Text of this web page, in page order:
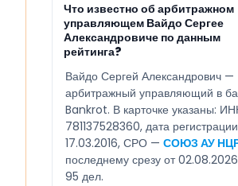
Что известно об арбитражном
управляющем Вайдо Сергее
Александровиче по данным
рейтинга?
Вайдо Сергей Александрович —
арбитражный управляющий в
Bankrot. В карточке указаны:
781137528360, дата регистрации
17.03.2016, СРО — СОЮЗ АУ
последнему срезу от
95 дел.